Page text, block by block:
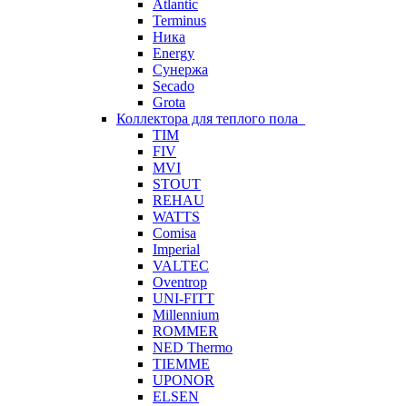
Atlantic
Terminus
Ника
Energy
Сунержа
Secado
Grota
Коллектора для теплого пола
TIM
FIV
MVI
STOUT
REHAU
WATTS
Comisa
Imperial
VALTEC
Oventrop
UNI-FITT
Millennium
ROMMER
NED Thermo
TIEMME
UPONOR
ELSEN